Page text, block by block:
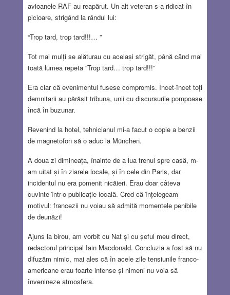
avioanele RAF au reapărut. Un alt veteran s-a ridicat în
picioare, strigând la rândul lui:
“Trop tard, trop tard!!!… ”
Tot mai mulți se alăturau cu același strigăt, până când mai
toată lumea repeta “Trop tard… trop tard!!!”
Era clar că evenimentul fusese compromis. Încet-încet toți
demnitarii au părăsit tribuna, unii cu discursurile pompoase
încă în buzunar.
Revenind la hotel, tehnicianul mi-a facut o copie a benzii
de magnetofon să o aduc la München.
A doua zi dimineața, înainte de a lua trenul spre casă, m-
am uitat și în ziarele locale, și în cele din Paris, dar
incidentul nu era pomenit nicăieri. Erau doar câteva
cuvinte într-o publicație locală. Cred că înțelegeam
motivul: francezii nu voiau să admită momentele penibile
de deunăzi!
Ajuns la birou, am vorbit cu Nat și cu șeful meu direct,
redactorul principal Iain Macdonald. Concluzia a fost să nu
difuzăm nimic, mai ales că în acele zile tensiunile franco-
americane erau foarte intense și nimeni nu voia să
învenineze atmosfera.